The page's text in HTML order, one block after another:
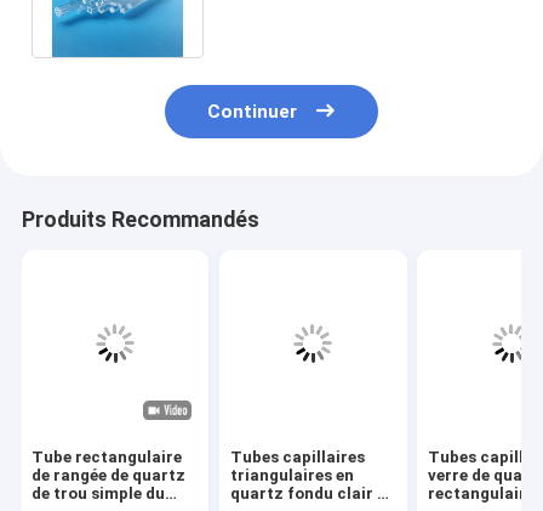
Continuer
Produits Recommandés
Tube rectangulaire
de rangée de quartz
de trou simple du
Tubes capillaires
triangulaires en
quartz fondu clair de
Tubes
verre de